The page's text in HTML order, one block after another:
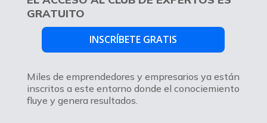
GRATUITO
INSCRÍBETE GRATIS
Miles de emprendedores y empresarios ya están
inscritos a este entorno donde el conociemiento
fluye y genera resultados.